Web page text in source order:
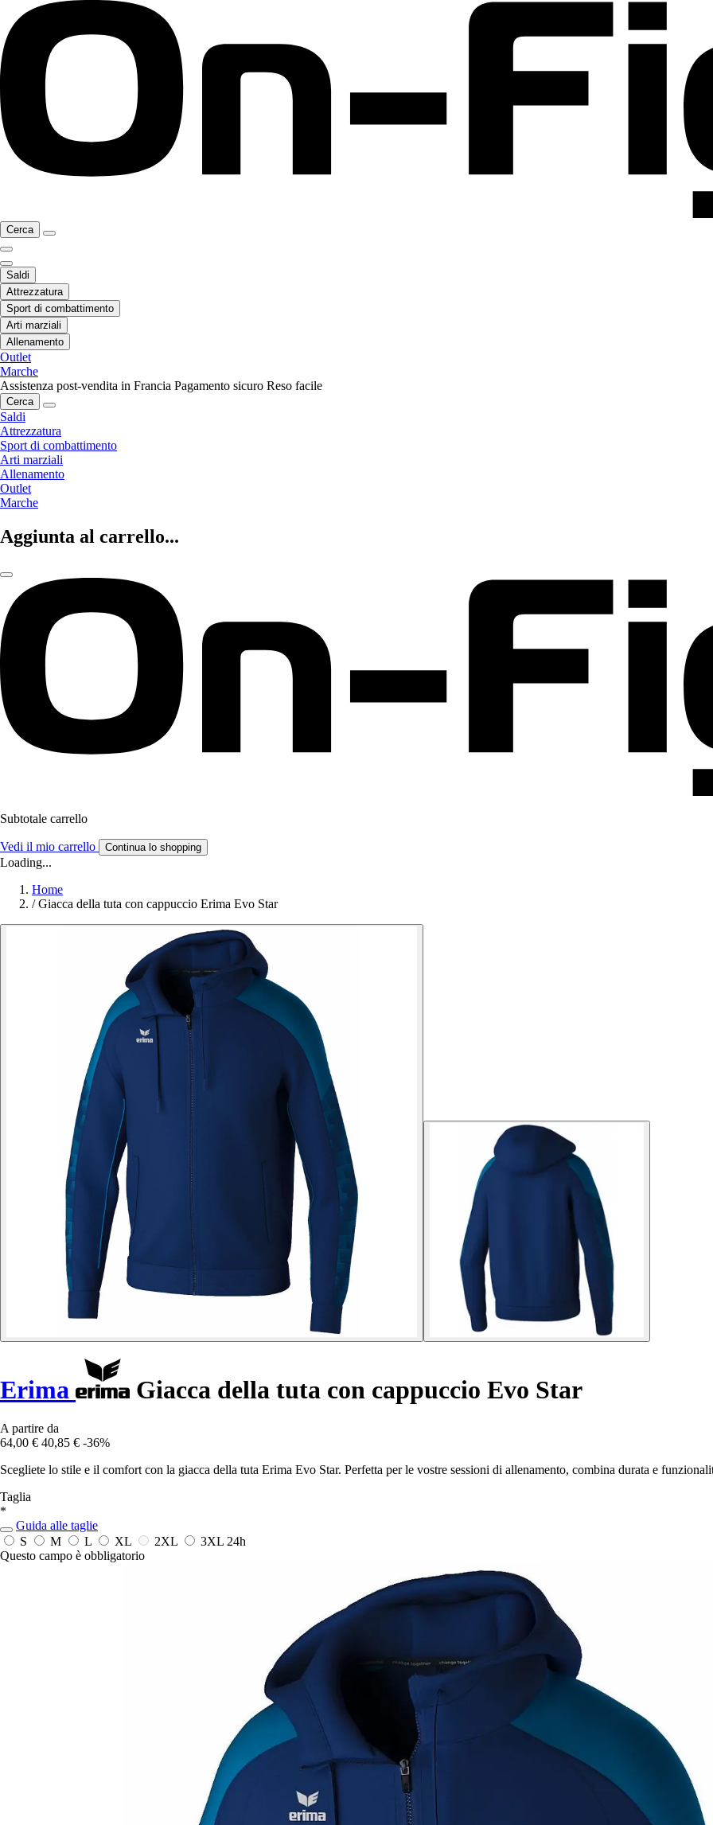
Cerca
Saldi
Attrezzatura
Sport di combattimento
Arti marziali
Allenamento
Outlet
Marche
Assistenza post-vendita in Francia Pagamento sicuro Reso facile
Cerca
Saldi
Attrezzatura
Sport di combattimento
Arti marziali
Allenamento
Outlet
Marche
Aggiunta al carrello...
Subtotale carrello
Vedi il mio carrello Continua lo shopping
Loading...
Home
/ Giacca della tuta con cappuccio Erima Evo Star
Erima Giacca della tuta con cappuccio Evo Star
A partire da
64,00 € 40,85 € -36%
Scegliete lo stile e il comfort con la giacca della tuta Erima Evo Star. Perfetta per le vostre sessioni di allenamento, combina durata e
Taglia
*
Guida alle taglie
S
M L XL 2XL 3XL 24h
Questo campo è obbligatorio